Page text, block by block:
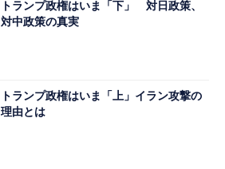
トランプ政権はいま「下」 対日政策、
対中政策の真実
トランプ政権はいま「上」イラン攻撃の
理由とは